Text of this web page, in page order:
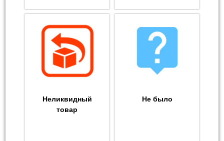
Неликвидный
товар
Не было